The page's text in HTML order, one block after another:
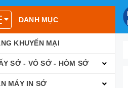
DANH MỤC
KHUYẾN MẠI
SỚ - VỎ SỚ - HÒM SỚ
MÁY IN SỚ